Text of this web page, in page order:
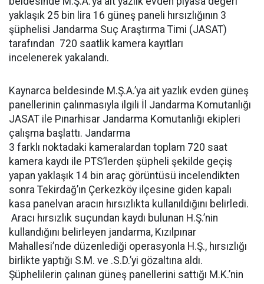
yaklaşık 25 bin lira 16 güneş paneli hırsızlığının 3
şüphelisi Jandarma Suç Araştırma Timi (JASAT)
tarafından 720 saatlik kamera kayıtları
incelenerek yakalandı.
Kaynarca beldesinde M.Ş.A.’ya ait yazlık evden güneş
panellerinin çalınmasıyla ilgili İl Jandarma Komutanlığı
JASAT ile Pınarhisar Jandarma Komutanlığı ekipleri
çalışma başlattı. Jandarma
3 farklı noktadaki kameralardan toplam 720 saat
kamera kaydı ile PTS’lerden şüpheli şekilde geçiş
yapan yaklaşık 14 bin araç görüntüsü incelendikten
sonra Tekirdağ’ın Çerkezköy ilçesine giden kapalı
kasa panelvan aracın hırsızlıkta kullanıldığını belirledi.
Aracı hırsızlık suçundan kaydı bulunan H.Ş.’nin
kullandığını belirleyen jandarma, Kızılpınar
Mahallesi’nde düzenlediği operasyonla H.Ş., hırsızlığı
birlikte yaptığı S.M. ve .S.D.’yi gözaltına aldı.
Şüphelilerin çalınan güneş panellerini sattığı M.K.’nin